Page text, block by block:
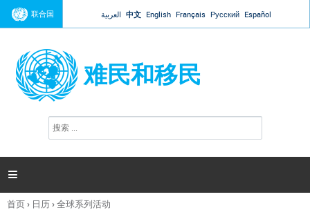
Jump to navigation
联合国 العربية 中文 English Français Русский Español
难民和移民
搜
索

你
首页› 日历›全球系列活动